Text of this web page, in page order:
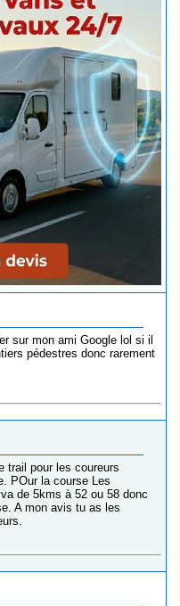
sur mon ami Google lol si il
pédestres donc rarement
trail pour les coureurs
POur la course Les
de 5kms à 52 ou 58 donc
A mon avis tu as les